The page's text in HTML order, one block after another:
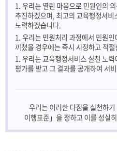
1. 우리는 열린 마음으로 민원인의
추진하겠으며, 최고의 교육행정서비
노력하겠습니다.
1. 우리는 민원처리 과정에서 민원
끼쳤을 경우에는 즉시 시정하고 적
1. 우리는 교육행정서비스 실천 노
평가를 받고 그 결과를 공개하여 서
우리는 이러한 다짐을 실천하
이행표준」을 정하고 이를 성실